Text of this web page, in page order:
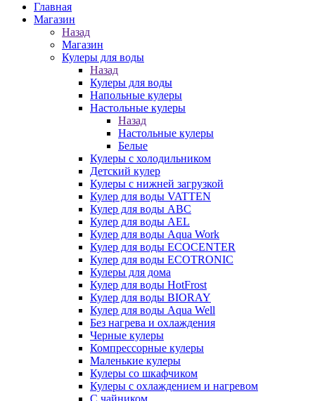
Главная
Магазин
Назад
Магазин
Кулеры для воды
Назад
Кулеры для воды
Напольные кулеры
Настольные кулеры
Назад
Настольные кулеры
Белые
Кулеры с холодильником
Детский кулер
Кулеры с нижней загрузкой
Кулер для воды VATTEN
Кулер для воды ABC
Кулер для воды AEL
Кулер для воды Aqua Work
Кулер для воды ECOCENTER
Кулер для воды ECOTRONIC
Кулеры для дома
Кулер для воды HotFrost
Кулер для воды BIORAY
Кулер для воды Aqua Well
Без нагрева и охлаждения
Черные кулеры
Компрессорные кулеры
Маленькие кулеры
Кулеры со шкафчиком
Кулеры с охлаждением и нагревом
С чайником